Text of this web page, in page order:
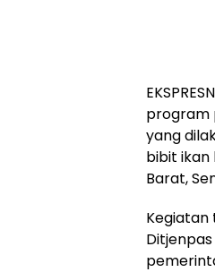
program
yang
bibit ikan
Barat,
Kegiatan